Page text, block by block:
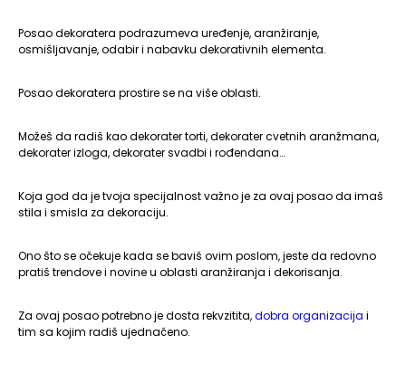
Posao dekoratera podrazumeva uređenje, aranžiranje,
osmišljavanje, odabir i nabavku dekorativnih elementa.
Posao dekoratera prostire se na više oblasti.
Možeš da radiš kao dekorater torti, dekorater cvetnih aranžmana,
dekorater izloga, dekorater svadbi i rođendana…
Koja god da je tvoja specijalnost važno je za ovaj posao da imaš
stila i smisla za dekoraciju.
Ono što se očekuje kada se baviš ovim poslom, jeste da redovno
pratiš trendove i novine u oblasti aranžiranja i dekorisanja.
Za ovaj posao potrebno je dosta rekvzitita,dobra organizacija i
tim sa kojim radiš ujednačeno.